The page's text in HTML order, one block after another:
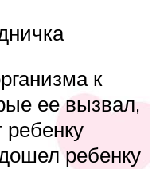
к
ее вызвал,
ребенку